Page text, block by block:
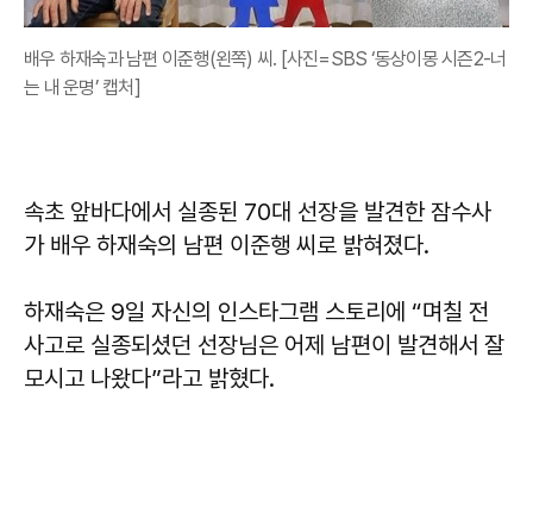
배우 하재숙과 남편 이준행(왼쪽) 씨. [사진=SBS ‘동상이몽 시즌2-너
는 내 운명’ 캡처]
속초 앞바다에서 실종된 70대 선장을 발견한 잠수사
가 배우 하재숙의 남편 이준행 씨로 밝혀졌다.
하재숙은 9일 자신의 인스타그램 스토리에 “며칠 전
사고로 실종되셨던 선장님은 어제 남편이 발견해서 잘
모시고 나왔다”라고 밝혔다.